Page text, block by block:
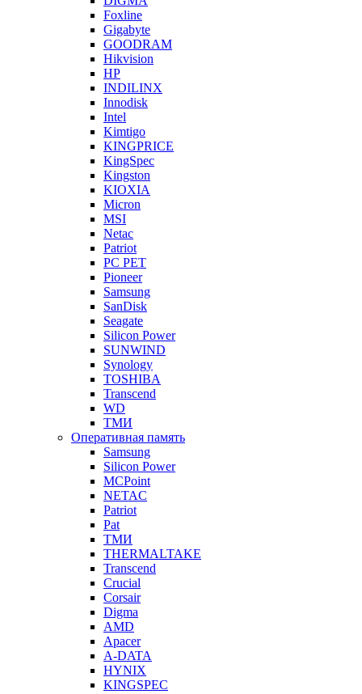
Foxline
Gigabyte
GOODRAM
Hikvision
HP
INDILINX
Innodisk
Intel
Kimtigo
KINGPRICE
KingSpec
Kingston
KIOXIA
Micron
MSI
Netac
Patriot
PC PET
Pioneer
Samsung
SanDisk
Seagate
Silicon Power
SUNWIND
Synology
TOSHIBA
Transcend
WD
ТМИ
Оперативная память
Samsung
Silicon Power
MCPoint
NETAC
Patriot
Pat
ТМИ
THERMALTAKE
Transcend
Crucial
Corsair
Digma
AMD
Apacer
A-DATA
HYNIX
KINGSPEC